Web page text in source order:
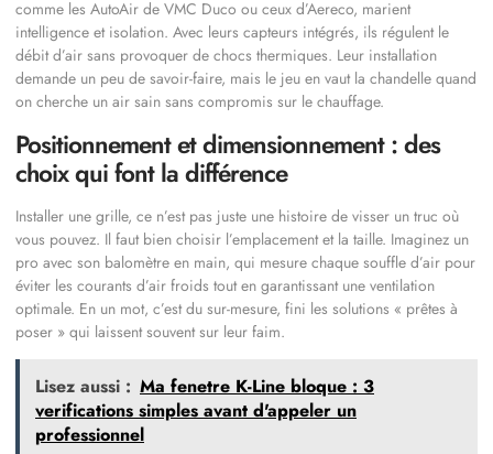
comme les AutoAir de VMC Duco ou ceux d’Aereco, marient
intelligence et isolation. Avec leurs capteurs intégrés, ils régulent le
débit d’air sans provoquer de chocs thermiques. Leur installation
demande un peu de savoir-faire, mais le jeu en vaut la chandelle quand
on cherche un air sain sans compromis sur le chauffage.
Positionnement et dimensionnement : des
choix qui font la différence
Installer une grille, ce n’est pas juste une histoire de visser un truc où
vous pouvez. Il faut bien choisir l’emplacement et la taille. Imaginez un
pro avec son balomètre en main, qui mesure chaque souffle d’air pour
éviter les courants d’air froids tout en garantissant une ventilation
optimale. En un mot, c’est du sur-mesure, fini les solutions « prêtes à
poser » qui laissent souvent sur leur faim.
Lisez aussi : Ma fenetre K-Line bloque : 3
verifications simples avant d'appeler un
professionnel